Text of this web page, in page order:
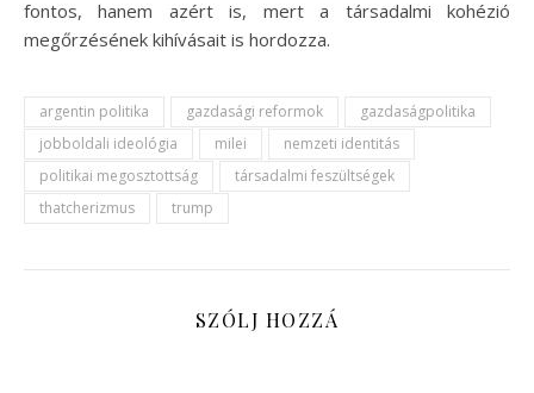
fontos, hanem azért is, mert a társadalmi kohézió
megőrzésének kihívásait is hordozza.
argentin politika gazdasági reformok
gazdaságpolitika
jobboldali ideológia
milei
nemzeti identitás
politikai megosztottság
társadalmi feszültségek
thatcherizmus
trump
SZÓLJ HOZZÁ